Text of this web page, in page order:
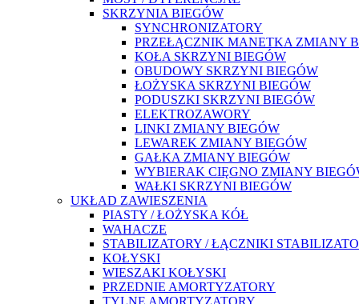
SKRZYNIA BIEGÓW
SYNCHRONIZATORY
PRZEŁĄCZNIK MANETKA ZMIANY
KOŁA SKRZYNI BIEGÓW
OBUDOWY SKRZYNI BIEGÓW
ŁOŻYSKA SKRZYNI BIEGÓW
PODUSZKI SKRZYNI BIEGÓW
ELEKTROZAWORY
LINKI ZMIANY BIEGÓW
LEWAREK ZMIANY BIEGÓW
GAŁKA ZMIANY BIEGÓW
WYBIERAK CIĘGNO ZMIANY
WAŁKI SKRZYNI BIEGÓW
UKŁAD ZAWIESZENIA
PIASTY / ŁOŻYSKA KÓŁ
WAHACZE
STABILIZATORY / ŁĄCZNIKI
KOŁYSKI
WIESZAKI KOŁYSKI
PRZEDNIE AMORTYZATORY
TYLNE AMORTYZATORY